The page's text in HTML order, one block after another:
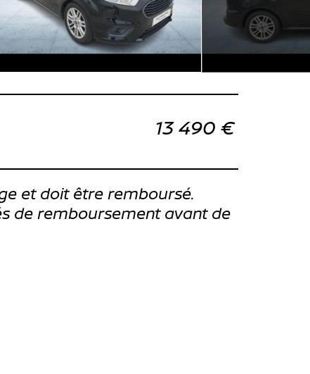
13 490 €
et doit être remboursé.
de remboursement avant de